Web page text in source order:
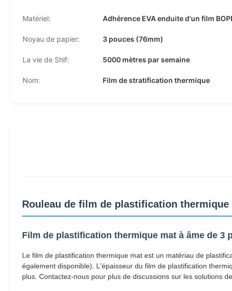
Matériel: Adhérence EVA enduite d'un film
Noyau de papier: 3 pouces (76mm)
La vie de Shlf: 5000 mètres par semaine
Nom: Film de stratification thermique
Rouleau de film de plastification thermique
Film de plastification thermique mat à âme de
Le film de plastification thermique mat est un matériau de
également disponible). L'épaisseur du film de plastification
plus. Contactez-nous pour plus de discussions sur les solutions